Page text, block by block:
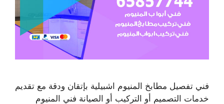
فني تفصيل مطابخ المنيوم اشبيلية بإتقان ودقة مع تقديم
خدمات التصميم أو التركيب أو الصيانة فني المنيوم